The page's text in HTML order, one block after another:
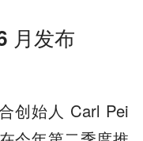
月发布
创始人 Carl Pei